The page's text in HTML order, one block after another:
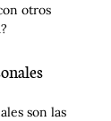
otros
son las